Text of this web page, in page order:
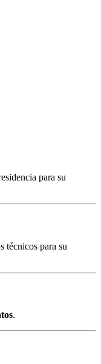
para su
técnicos para su
.